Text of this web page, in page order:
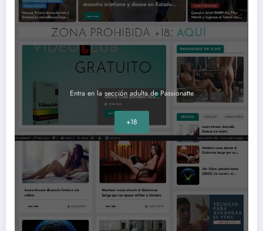
Entra en la sección adulta de Passionatte
+18